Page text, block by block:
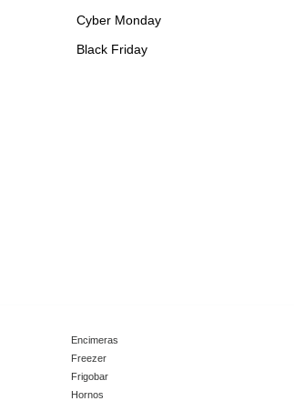
Cyber Monday
Black Friday
Encimeras
Freezer
Frigobar
Hornos